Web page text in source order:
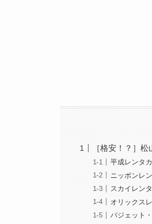
［格安！？］
平成レンタ
ニッポンレ
スカイレン
オリックス
バジェット